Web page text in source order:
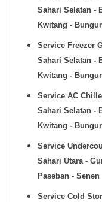
Sahari Selatan -
Kwitang -
Service Freezer
Sahari Selatan -
Kwitang -
Service AC
Sahari Selatan -
Kwitang -
Service
Sahari Utara -
Paseban -
Service Cold